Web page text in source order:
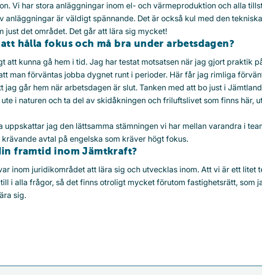
Vi har stora anläggningar inom el- och värmeproduktion och alla
anläggningar är väldigt spännande. Det är också kul med den
just det området. Det går att lära sig mycket!
hålla fokus och må bra under arbetsdagen?
att kunna gå hem i tid. Jag har testat motsatsen när jag gjort praktik
man förväntas jobba dygnet runt i perioder. Här får jag rimliga
jag går hem när arbetsdagen är slut. Tanken med att bo just i
i naturen och ta del av skidåkningen och friluftslivet som finns här,
uppskattar jag den lättsamma stämningen vi har mellan varandra i
avtal på engelska som kräver högt fokus.
framtid inom Jämtkraft?
inom juridikområdet att lära sig och utvecklas inom. Att vi är ett litet
i alla frågor, så det finns otroligt mycket förutom fastighetsrätt, som
sig.
in i energibranschen